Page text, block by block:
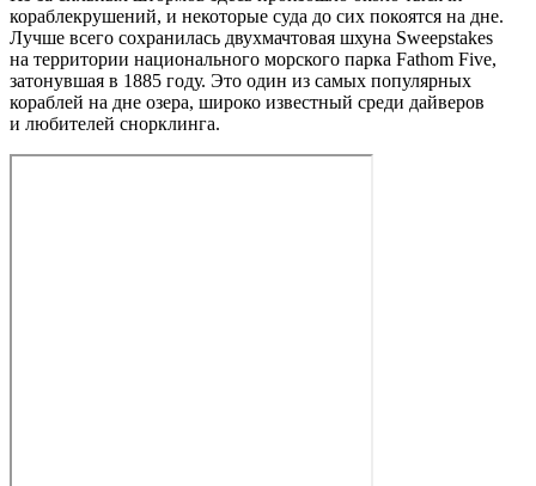
кораблекрушений, и некоторые суда до сих покоятся на дне.
Лучше всего сохранилась двухмачтовая шхуна Sweepstakes
на территории национального морского парка Fathom Five,
затонувшая в 1885 году. Это один из самых популярных
кораблей на дне озера, широко известный среди дайверов
и любителей снорклинга.